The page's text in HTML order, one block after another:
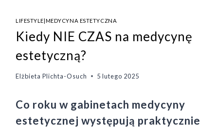
LIFESTYLE|MEDYCYNA ESTETYCZNA
Kiedy NIE CZAS na medycynę
estetyczną?
Elżbieta Plichta-Osuch 5 lutego 2025
Co roku w gabinetach medycyny
estetycznej występują praktycznie